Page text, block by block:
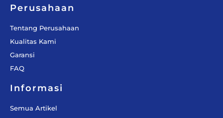
f
Perusahaan
Tentang Perusahaan
Kualitas Kami
Garansi
FAQ
Informasi
Semua Artikel